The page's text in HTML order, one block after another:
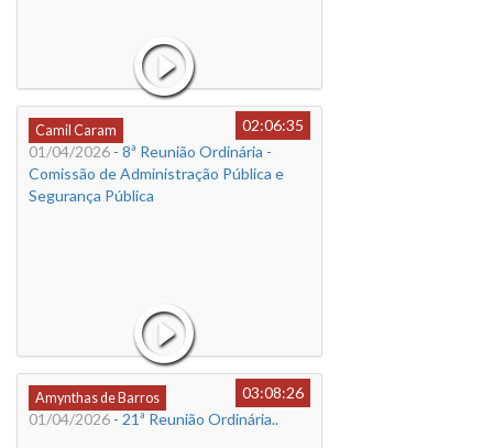
Camil Caram
02:06:35
01/04/2026 - 8ª Reunião Ordinária -
Comissão de Administração Pública e
Segurança Pública
Amynthas de Barros
03:08:26
01/04/2026 - 21ª Reunião Ordinária..